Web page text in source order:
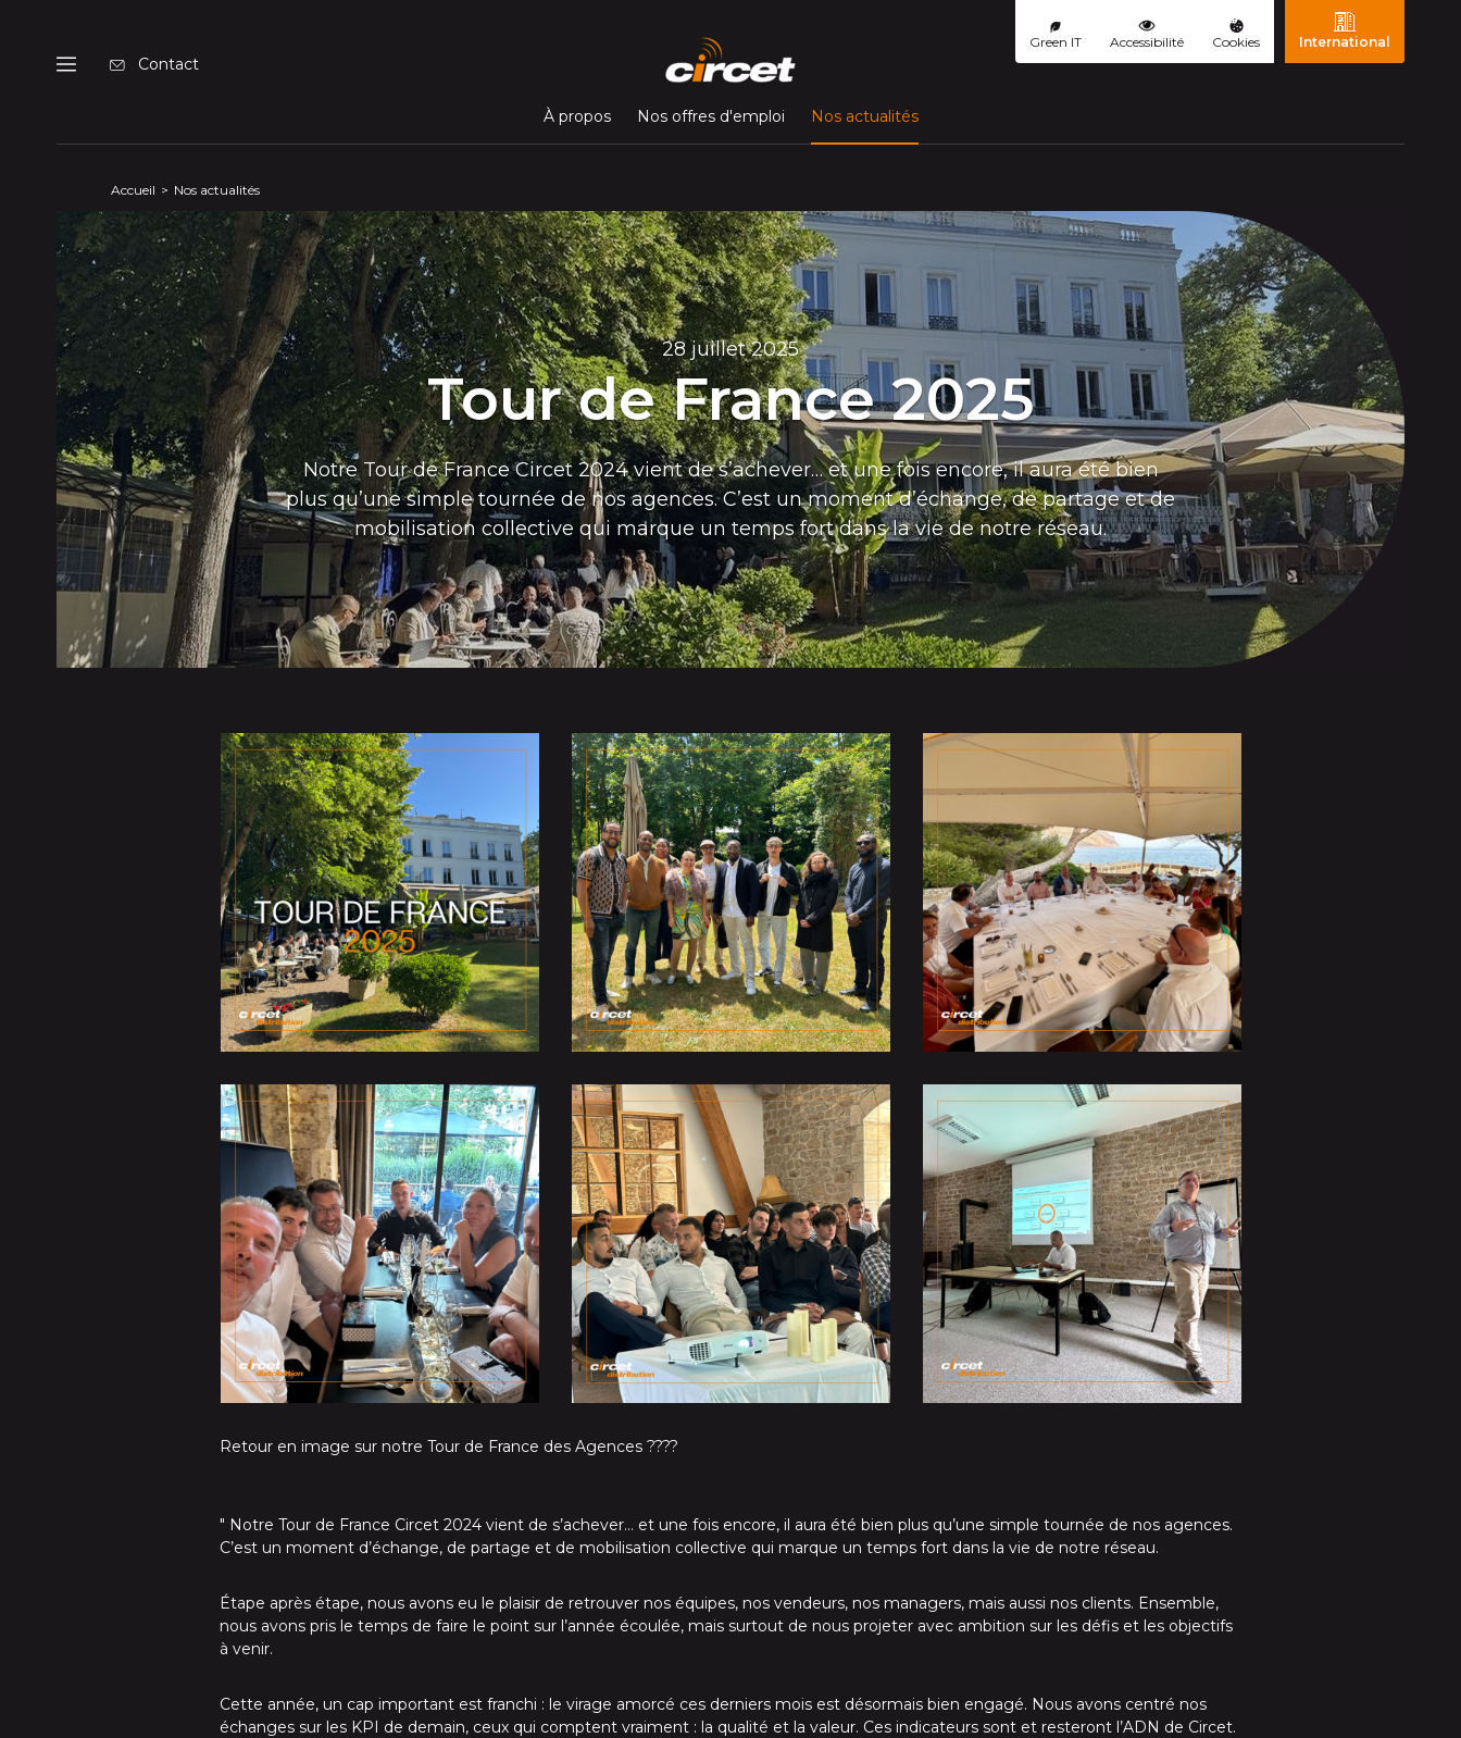
Green IT Accessibilité Cookies International
Menu
Contact
À propos Nos offres d'emploi Nos actualités(page courante)
Accueil Nos actualités
28 juillet 2025
Tour de France 2025
Notre Tour de France Circet 2024 vient de s’achever… et une fois encore, il aura été bien
plus qu’une simple tournée de nos agences. C’est un moment d’échange, de partage et de
mobilisation collective qui marque un temps fort dans la vie de notre réseau.
Retour en image sur notre Tour de France des Agences ????
" Notre Tour de France Circet 2024 vient de s’achever… et une fois encore, il aura été bien plus qu’une simple tournée de nos agences.
C’est un moment d’échange, de partage et de mobilisation collective qui marque un temps fort dans la vie de notre réseau.
Étape après étape, nous avons eu le plaisir de retrouver nos équipes, nos vendeurs, nos managers, mais aussi nos clients. Ensemble,
nous avons pris le temps de faire le point sur l’année écoulée, mais surtout de nous projeter avec ambition sur les défis et les objectifs
à venir.
Cette année, un cap important est franchi : le virage amorcé ces derniers mois est désormais bien engagé. Nous avons centré nos
échanges sur les KPI de demain, ceux qui comptent vraiment : la qualité et la valeur. Ces indicateurs sont et resteront l’ADN de Circet.